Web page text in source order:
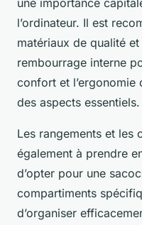
une importance
l’ordinateur. Il est
matériaux de qualité
rembourrage interne
confort et l’ergonomie
des aspects essentiels.
Les rangements et les
également à prendre
d’opter pour une
compartiments
d’organiser